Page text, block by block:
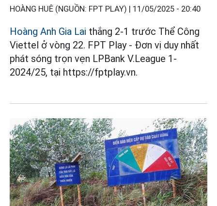
HOÀNG HUÊ (NGUỒN: FPT PLAY) | 11/05/2025 - 20:40
Hoàng Anh Gia Lai thắng 2-1 trước Thể Công
Viettel ở vòng 22. FPT Play - Đơn vị duy nhất
phát sóng trọn vẹn LPBank V.League 1-
2024/25, tại https://fptplay.vn.